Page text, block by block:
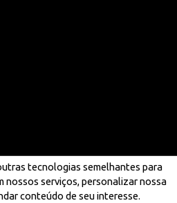
tecnologias semelhantes para
nossos serviços, personalizar nossa
conteúdo de seu interesse.